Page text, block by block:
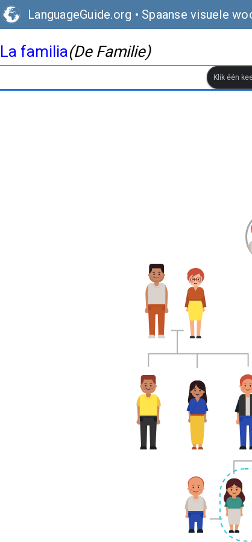
LanguageGuide.org • Spaanse visuele
La familia(De Familie)
Klik één